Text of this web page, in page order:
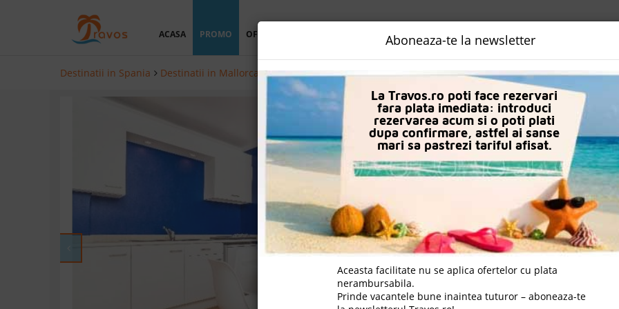
ACASA PROMO OFERTA PERSONALIZATA DESTINATII LOGIN
Destinatii in Spania Destinatii in Mallorca Hoteluri in Cala Vinas Hotel Globales Apartamentos Cala Vinas
Aboneaza-te la newsletter
La Travos.ro poti face rezervari
fara plata imediata: introduci
rezervarea acum si o poti plati
dupa confirmare, astfel ai sanse
mari sa pastrezi tariful afisat.
Aceasta facilitate nu se aplica ofertelor cu plata
nerambursabila.
Prinde vacantele bune inaintea tuturor – aboneaza-te